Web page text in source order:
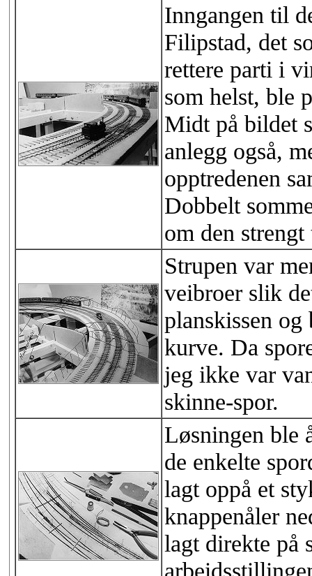
Inngangen til
Filipstad, det
rettere parti i
som helst, ble
Midt på bildet
anlegg også,
opptredenen
Dobbelt
om den
Strupen var
veibroer slik
planskissen
kurve. Da
jeg ikke var
skinne-spor.
Løsningen ble
de enkelte
lagt oppå et
knappenåler
lagt direkte på